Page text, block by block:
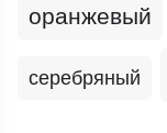
оранжевый
серебряный